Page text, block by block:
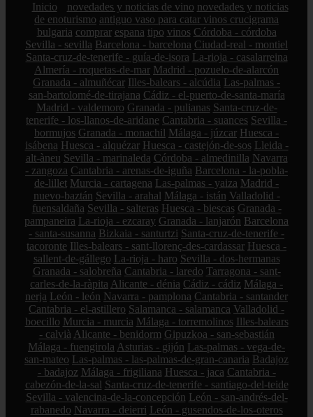
Inicio novedades y noticias de vino novedades y noticias
de enoturismo antiguo vaso para catar vinos crucigrama
bulgaria comprar espana tipo vinos Córdoba - córdoba
Sevilla - sevilla Barcelona - barcelona Ciudad-real - montiel
Santa-cruz-de-tenerife - guía-de-isora La-rioja - casalarreina
Almería - roquetas-de-mar Madrid - pozuelo-de-alarcón
Granada - almuñécar Illes-balears - alcúdia Las-palmas -
san-bartolomé-de-tirajana Cádiz - el-puerto-de-santa-maría
Madrid - valdemoro Granada - pulianas Santa-cruz-de-
tenerife - los-llanos-de-aridane Cantabria - suances Sevilla -
bormujos Granada - monachil Málaga - júzcar Huesca -
isábena Huesca - alquézar Huesca - castejón-de-sos Lleida -
alt-àneu Sevilla - marinaleda Córdoba - almedinilla Navarra
- zangoza Cantabria - arenas-de-iguña Barcelona - la-pobla-
de-lillet Murcia - cartagena Las-palmas - yaiza Madrid -
nuevo-baztán Sevilla - arahal Málaga - istán Valladolid -
fuensaldaña Sevilla - salteras Huesca - biescas Granada -
pampaneira La-rioja - ezcaray Granada - lanjarón Barcelona
- santa-susanna Bizkaia - santurtzi Santa-cruz-de-tenerife -
tacoronte Illes-balears - sant-llorenç-des-cardassar Huesca -
sallent-de-gállego La-rioja - haro Sevilla - dos-hermanas
Granada - salobreña Cantabria - laredo Tarragona - sant-
carles-de-la-ràpita Alicante - dénia Cádiz - cádiz Málaga -
nerja León - león Navarra - pamplona Cantabria - santander
Cantabria - el-astillero Salamanca - salamanca Valladolid -
boecillo Murcia - murcia Málaga - torremolinos Illes-balears
- calvià Alicante - benidorm Gipuzkoa - san-sebastián
Málaga - fuengirola Asturias - gijón Las-palmas - vega-de-
san-mateo Las-palmas - las-palmas-de-gran-canaria Badajoz
- badajoz Málaga - frigiliana Huesca - jaca Cantabria -
cabezón-de-la-sal Santa-cruz-de-tenerife - santiago-del-teide
Sevilla - valencina-de-la-concepción León - san-andrés-del-
rabanedo Navarra - deierri León - gusendos-de-los-oteros